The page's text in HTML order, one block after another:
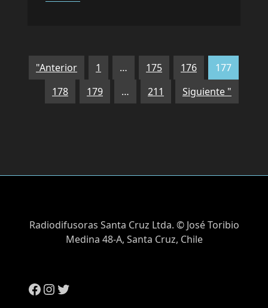
"Anterior 1 … 175 176
177
178
179 … 211 Siguiente "
Radiodifusoras Santa Cruz Ltda. © José Toribio
Medina 48-A, Santa Cruz, Chile
Facebook
Instagram
Twitter